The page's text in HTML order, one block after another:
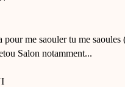
pour me saouler tu me saoules
Salon notamment...